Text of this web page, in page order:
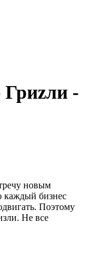
Гриzли -
новым
каждый бизнес
Поэтому
Не все